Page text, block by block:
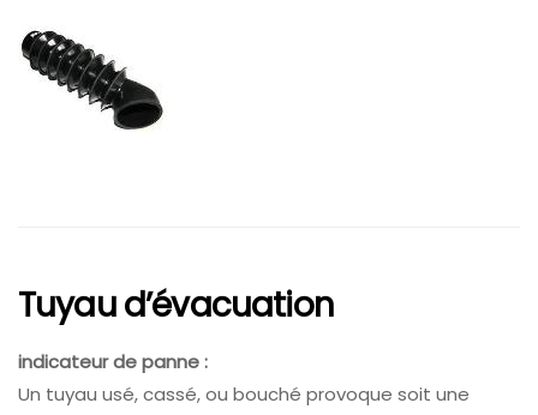
Tuyau d’évacuation
indicateur de panne :
Un tuyau usé, cassé, ou bouché provoque soit une